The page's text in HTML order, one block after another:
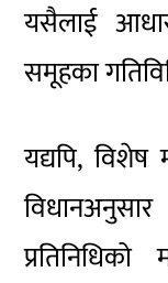
यसैलाई
समूहका
यद्यपि, विशेष